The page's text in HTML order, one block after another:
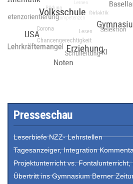
Presseschau
Leserbiefe NZZ- Lehrstellen
Tagesanzeiger, Integration
Projektunterricht vs. Fontalunterricht,
Übertritt ins Gymnasium Berner